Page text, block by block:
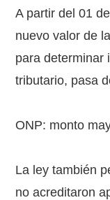
A partir del 01
nuevo valor de
para determinar
tributario, pasa
ONP: monto
La ley también
no acreditaron